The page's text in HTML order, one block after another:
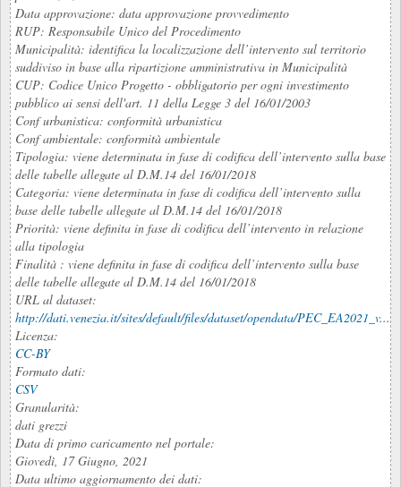
Data approvazione: data approvazione provvedimento
RUP: Responsabile Unico del Procedimento
Municipalità: identifica la localizzazione dell’intervento sul territorio
suddiviso in base alla ripartizione amministrativa in Municipalità
CUP: Codice Unico Progetto - obbligatorio per ogni investimento
pubblico ai sensi dell'art. 11 della Legge 3 del 16/01/2003
Conf urbanistica: conformità urbanistica
Conf ambientale: conformità ambientale
Tipologia: viene determinata in fase di codifica dell’intervento sulla base
delle tabelle allegate al D.M.14 del 16/01/2018
Categoria: viene determinata in fase di codifica dell’intervento sulla
base delle tabelle allegate al D.M.14 del 16/01/2018
Priorità: viene definita in fase di codifica dell’intervento in relazione
alla tipologia
Finalità : viene definita in fase di codifica dell’intervento sulla base
delle tabelle allegate al D.M.14 del 16/01/2018
URL al dataset:
http://dati.venezia.it/sites/default/files/dataset/opendata/PEC_EA2021_v...
Licenza:
CC-BY
Formato dati:
CSV
Granularità:
dati grezzi
Data di primo caricamento nel portale:
Giovedì, 17 Giugno, 2021
Data ultimo aggiornamento dei dati: